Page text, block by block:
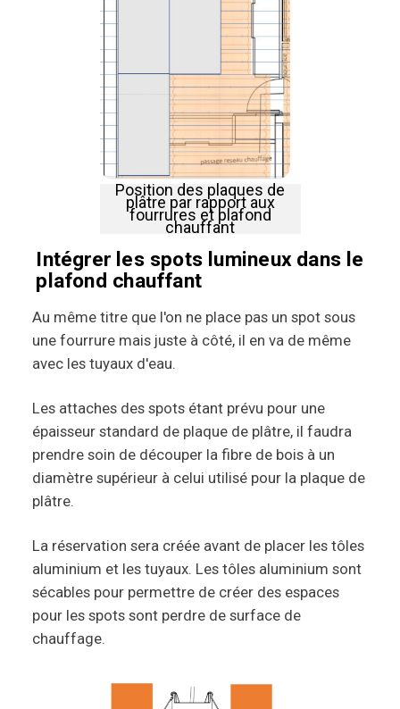
Position des plaques de
plâtre par rapport aux
fourrures et plafond
chauffant
Intégrer les spots lumineux dans le
plafond chauffant
Au même titre que l'on ne place pas un spot sous
une fourrure mais juste à côté, il en va de même
avec les tuyaux d'eau.
Les attaches des spots étant prévu pour une
épaisseur standard de plaque de plâtre, il faudra
prendre soin de découper la fibre de bois à un
diamètre supérieur à celui utilisé pour la plaque de
plâtre.
La réservation sera créée avant de placer les tôles
aluminium et les tuyaux. Les tôles aluminium sont
sécables pour permettre de créer des espaces
pour les spots sont perdre de surface de
chauffage.